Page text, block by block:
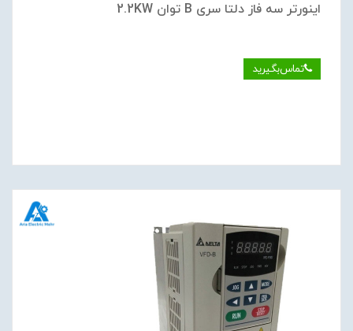
اینورتر سه فاز دلتا سری B توان 2.2KW
تماس‌بگیرید